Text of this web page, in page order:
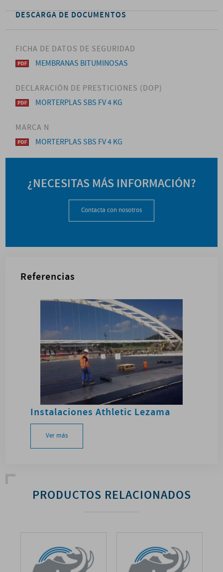
DESCARGA DE DOCUMENTOS
FICHA DE DATOS DE SEGURIDAD
MEMBRANAS BITUMINOSAS
DECLARACIÓN DE PRESTICIONES (DOP)
MORTERPLAS SBS FV 4 KG
MARCA N
MORTERPLAS SBS FV 4 KG
¿NECESITAS MÁS INFORMACIÓN?
Contacta con nosotros
Referencias
Instalaciones Athletic Lezama
Ver más
PRODUCTOS RELACIONADOS